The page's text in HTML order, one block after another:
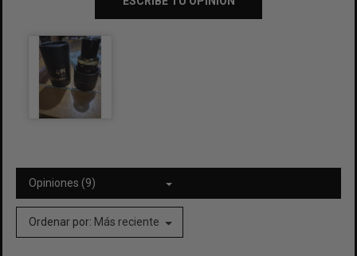
Opiniones (9)
Ordenar por: Más reciente